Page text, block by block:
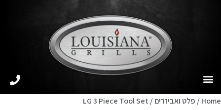
Home
/ פלט ואביזרים / LG 3 Piece Tool Set